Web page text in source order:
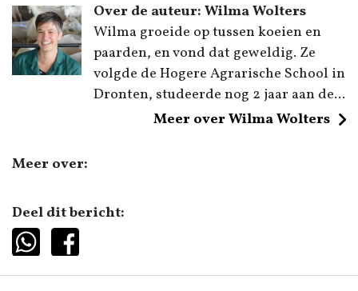
Over de auteur: Wilma Wolters
Wilma groeide op tussen koeien en
paarden, en vond dat geweldig. Ze
volgde de Hogere Agrarische School in
Dronten, studeerde nog 2 jaar aan de...
Meer over Wilma Wolters
Meer over:
Deel dit bericht: